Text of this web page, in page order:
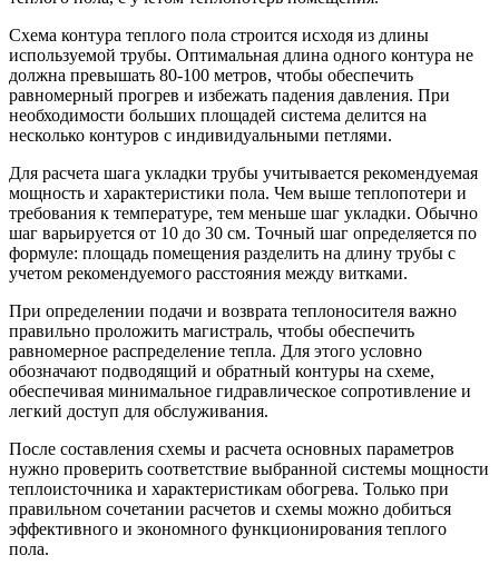
Схема контура теплого пола строится исходя из длины
используемой трубы. Оптимальная длина одного контура не
должна превышать 80-100 метров, чтобы обеспечить
равномерный прогрев и избежать падения давления. При
необходимости больших площадей система делится на
несколько контуров с индивидуальными петлями.
Для расчета шага укладки трубы учитывается рекомендуемая
мощность и характеристики пола. Чем выше теплопотери и
требования к температуре, тем меньше шаг укладки. Обычно
шаг варьируется от 10 до 30 см. Точный шаг определяется по
формуле: площадь помещения разделить на длину трубы с
учетом рекомендуемого расстояния между витками.
При определении подачи и возврата теплоносителя важно
правильно проложить магистраль, чтобы обеспечить
равномерное распределение тепла. Для этого условно
обозначают подводящий и обратный контуры на схеме,
обеспечивая минимальное гидравлическое сопротивление и
легкий доступ для обслуживания.
После составления схемы и расчета основных параметров
нужно проверить соответствие выбранной системы мощности
теплоисточника и характеристикам обогрева. Только при
правильном сочетании расчетов и схемы можно добиться
эффективного и экономного функционирования теплого
пола.